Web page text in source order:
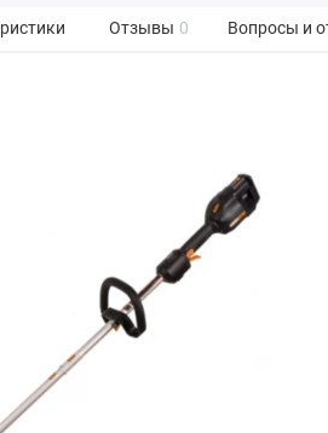
Отзывы 0 Вопросы и